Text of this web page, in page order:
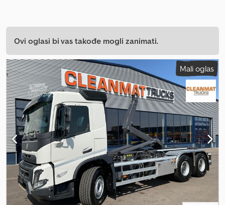
Ovi oglasi bi vas takođe mogli zanimati.
Mali oglas